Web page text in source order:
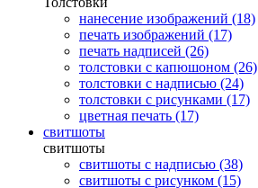
нанесение изображений (18)
печать изображений (17)
печать надписей (26)
толстовки с капюшоном (26)
толстовки с надписью (24)
толстовки с рисунками (17)
цветная печать (17)
свитшоты
свитшоты
свитшоты с надписью (38)
свитшоты с рисунком (15)